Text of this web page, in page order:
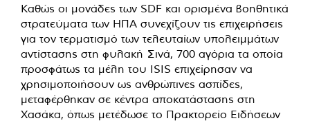
Καθώς οι μονάδες των SDF και ορισμένα βοηθητικά
στρατεύματα των ΗΠΑ συνεχίζουν τις επιχειρήσεις
για τον τερματισμό των τελευταίων υπολειμμάτων
αντίστασης στη φυλακή Σινά, 700 αγόρια τα οποία
προσφάτως τα μέλη του ISIS επιχείρησαν να
χρησιμοποιήσουν ως ανθρώπινες ασπίδες,
μεταφέρθηκαν σε κέντρα αποκατάστασης στη
Χασάκα, όπως μετέδωσε το Πρακτορείο Ειδήσεων